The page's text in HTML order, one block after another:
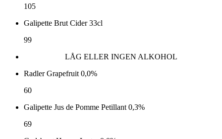
105
Galipette Brut Cider 33cl
99
LÅG ELLER INGEN ALKOHOL
Radler Grapefruit 0,0%
60
Galipette Jus de Pomme Petillant 0,3%
69